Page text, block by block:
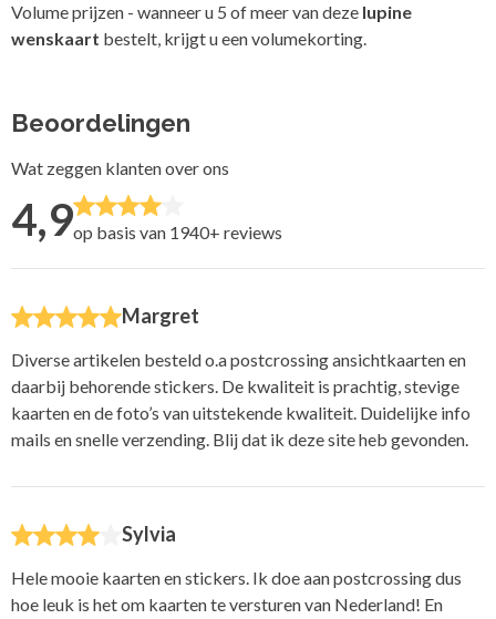
Volume prijzen - wanneer u 5 of meer van deze lupine
wenskaart bestelt, krijgt u een volumekorting.
Beoordelingen
Wat zeggen klanten over ons
4,9op basis van 1940+ reviews
Margret
Diverse artikelen besteld o.a postcrossing ansichtkaarten en
daarbij behorende stickers. De kwaliteit is prachtig, stevige
kaarten en de foto’s van uitstekende kwaliteit. Duidelijke info
mails en snelle verzending. Blij dat ik deze site heb gevonden.
Sylvia
Hele mooie kaarten en stickers. Ik doe aan postcrossing dus
hoe leuk is het om kaarten te versturen van Nederland! En